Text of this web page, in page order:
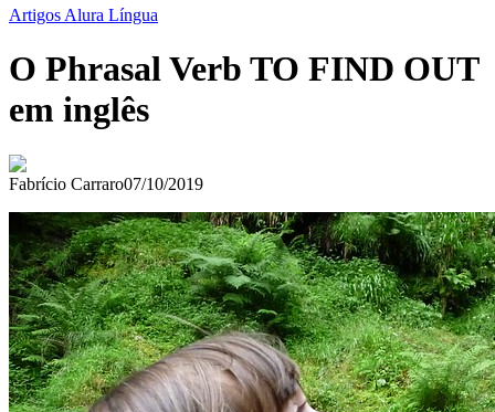
Artigos Alura Língua
O Phrasal Verb TO FIND OUT
em inglês
Fabrício Carraro07/10/2019